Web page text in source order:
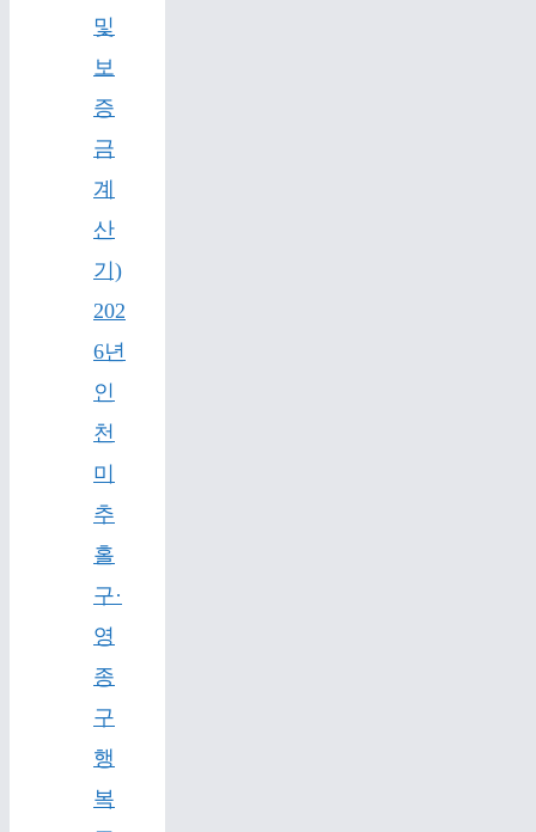
및
보
증
금
계
산
기)
202
6년
인
천
미
추
홀
구·
영
종
구
행
복